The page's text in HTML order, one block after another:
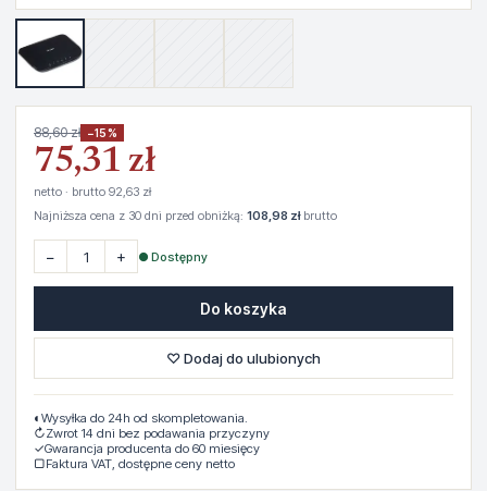
88,60 zł −15%
75,31 zł
netto · brutto 92,63 zł
Najniższa cena z 30 dni przed obniżką: 108,98 złbrutto
− + ● Dostępny
Do koszyka
♡ Dodaj do ulubionych
◐ Wysyłka do 24h od skompletowania.
↻Zwrot 14 dni bez podawania przyczyny
✓Gwarancja producenta do 60 miesięcy
▢Faktura VAT, dostępne ceny netto